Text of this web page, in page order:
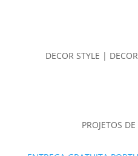
DECOR STYLE |
PROJETOS